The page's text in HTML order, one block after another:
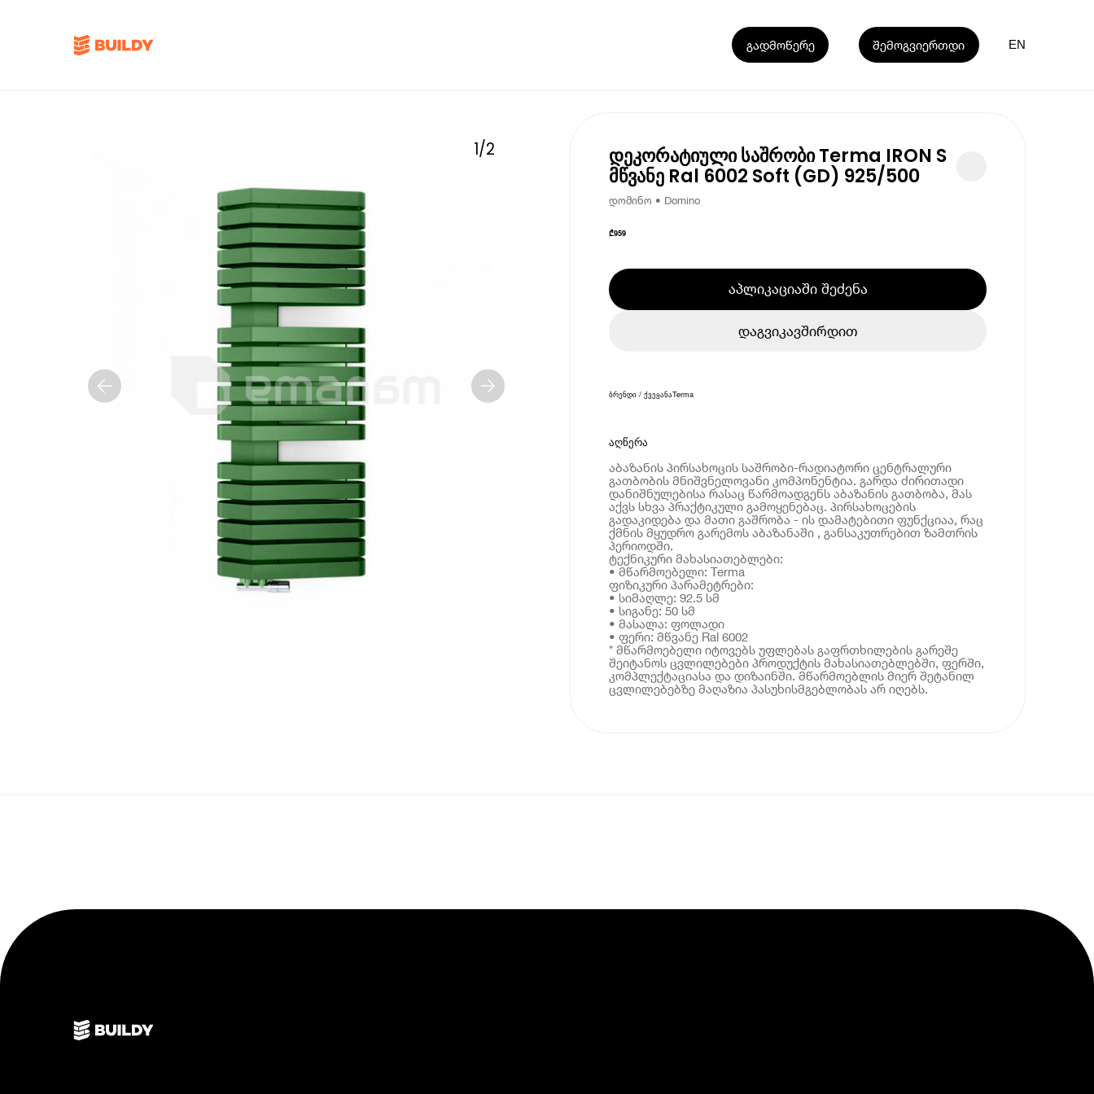
გადმოწერე შემოგვიერთდი EN
1/2 დეკორატიული საშრობი Terma IRON S
მწვანე Ral 6002 Soft (GD) 925/500
დომინო • Domino
₾959
აპლიკაციაში შეძენა
დაგვიკავშირდით
ბრენდი / ქვეყანაTerma
აღწერა
აბაზანის პირსახოცის საშრობი-რადიატორი ცენტრალური
გათბობის მნიშვნელოვანი კომპონენტია. გარდა ძირითადი
დანიშნულებისა რასაც წარმოადგენს აბაზანის გათბობა, მას
აქვს სხვა პრაქტიკული გამოყენებაც. პირსახოცების
გადაკიდება და მათი გაშრობა - ის დამატებითი ფუნქციაა, რაც
ქმნის მყუდრო გარემოს აბაზანაში , განსაკუთრებით ზამთრის
პერიოდში.
ტექნიკური მახასიათებლები:
• მწარმოებელი: Terma
ფიზიკური პარამეტრები:
• სიმაღლე: 92.5 სმ
• სიგანე: 50 სმ
• მასალა: ფოლადი
• ფერი: მწვანე Ral 6002
* მწარმოებელი იტოვებს უფლებას გაფრთხილების გარეშე
შეიტანოს ცვლილებები პროდუქტის მახასიათებლებში, ფერში,
კომპლექტაციასა და დიზაინში. მწარმოებლის მიერ შეტანილ
ცვლილებებზე მაღაზია პასუხისმგებლობას არ იღებს.